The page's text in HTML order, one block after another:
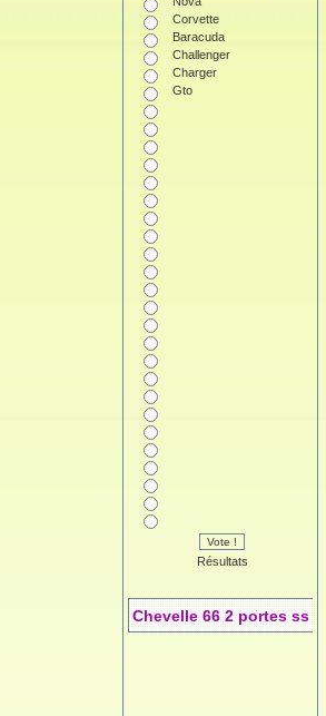
Corvette
Baracuda
Challenger
Charger
Gto
Vote !
Résultats
Chevelle 66 2 portes ss